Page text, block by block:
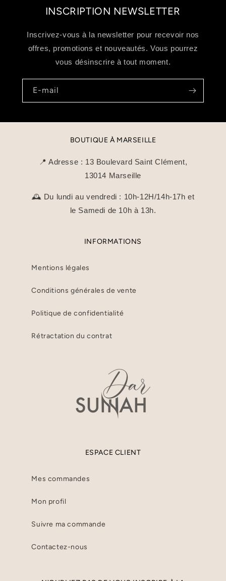
t
INSCRIPTION NEWSLETTER
Inscrivez-vous à la newsletter pour recevoir nos
offres, promotions et nouveautés. Vous pourrez
vous désinscrire à tout moment.
E-mail
BOUTIQUE À MARSEILLE
📍 Adresse : 13 Boulevard Saint Clément,
13014 Marseille
🕰️ Du lundi au vendredi : 10h-12H/14h-17h et
le Samedi de 10h à 13h.
INFORMATIONS
Mentions légales
Conditions générales de vente
Politique de confidentialité
Rétractation du contrat
ESPACE CLIENT
Mes commandes
Mon profil
Suivre ma commande
Contactez-nous